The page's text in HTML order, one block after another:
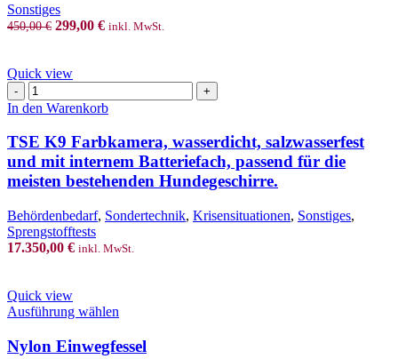
Sonstiges
450,00€ Original
450,00 €.
299,00 €Current
inkl. MwSt.
Quick view
TSE
K9
wasserdicht,
salzwasserfest
und
mit
Batteriefach,
passend
für
bestehenden
Hundegeschirre.
In den Warenkorb
TSE K9 Farbkamera, wasserdicht, salzwasserfest
und mit internem Batteriefach, passend für die
meisten bestehenden Hundegeschirre.
Behördenbedarf, Sondertechnik, Krisensituationen, Sonstiges,
Sprengstofftests
17.350,00 € inkl. MwSt.
Quick view
Ausführung wählen
has
Nylon Einwegfessel